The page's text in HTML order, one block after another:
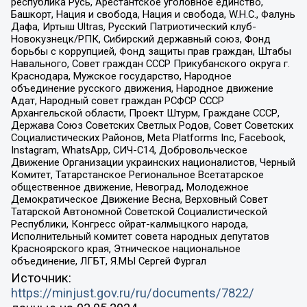
Башкорт, Нация и свобода, Нация и свобода, W.H.С., Фалунь
Дафа, Иртыш Ultras, Русский Патриотический клуб-
Новокузнецк/РПК, Сибирский державный союз, Фонд
борьбы с коррупцией, Фонд защиты прав граждан, Штабы
Навального, Совет граждан СССР Прикубанского округа г.
Краснодара, Мужское государство, Народное
объединение русского движения, Народное движение
Адат, Народный совет граждан РСФСР СССР
Архангельской области, Проект Штурм, Граждане СССР,
Держава Союз Советских Светлых Родов, Совет Советских
Социалистических Районов, Meta Platforms Inc, Facebook,
Instagram, WhatsApp, СИЧ-С14, Добровольческое
Движение Организации украинских националистов, Черный
Комитет, Татарстанское Региональное Всетатарское
общественное движение, Невоград, Молодежное
Демократическое Движение Весна, Верховный Совет
Татарской Автономной Советской Социалистической
Республики, Конгресс ойрат-калмыцкого народа,
Исполнительный комитет совета народных депутатов
Красноярского края, Этническое национальное
объединение, ЛГБТ, Я.МЫ Сергей Фургал
Источник:
https://minjust.gov.ru/ru/documents/7822/